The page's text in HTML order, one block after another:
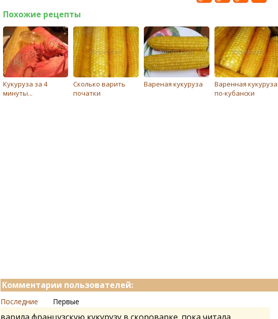
Похожие рецепты
Кукуруза за 4
минуты...
Сколько варить
початки
Вареная кукуруза
Варенная кукуруза
по-кубански
Комментарии пользователей:
Последние Первые